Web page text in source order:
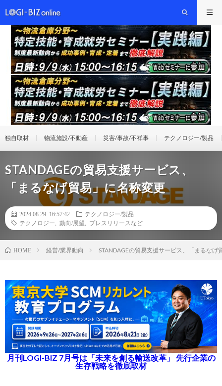
独自取材 物流施設/不動産 災害/事故/不祥事 テクノロジー/製品
STANDAGEの貿易支援サービス、
「まるなげ貿易」に名称変更
2024.08.29 16:57:42
テクノロジー/製品
テクノロジー
動向/展望 プレスリリースなど
HOME 経営/業界動向 STANDAGEの貿易支援サービス、「まるなげ
月刊LOGI-BIZ 7月号は「未来を創る輸送改革」 先行企業の
生存戦略を徹底取材